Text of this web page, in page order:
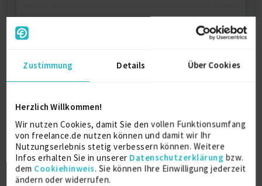
Zustimmung Details Über Cookies
Herzlich Willkommen!
Wir nutzen Cookies, damit Sie den vollen Funktionsumfang
von freelance.de nutzen können und damit wir Ihr
Nutzungserlebnis stetig verbessern können. Weitere
Infos erhalten Sie in unserer Datenschutzerklärung bzw.
dem Cookiehinweis. Sie können Ihre Einwilligung jederzeit
ändern oder widerrufen.
Professional Scrum Master
2018
2018
Six Sigma Yellow Belt
2017